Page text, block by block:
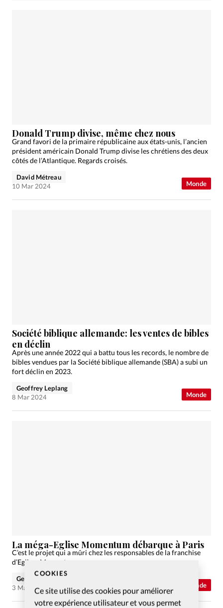
COOKIES
Ce site utilise des cookies pour améliorer
votre expérience utilisateur et vous permet
Monde
Donald Trump divise, même chez nous
Grand favori de la primaire républicaine aux états-unis, l’ancien
président américain Donald Trump divise les chrétiens des deux
côtés de l’Atlantique. Regards croisés.
David Métreau
10 Mar 2024
Monde
Société biblique allemande: les ventes de bibles
en déclin
Après une année 2022 qui a battu tous les records, le nombre de
bibles vendues par la Société biblique allemande (SBA) a subi un
fort déclin en 2023.
Geoffrey Leplang
8 Mar 2024
Monde
La méga-Eglise Momentum débarque à Paris
C’est le projet qui a mûri chez les responsables de la franchise
d’Eglises Momentum.
Geoffrey Leplang
3 Mar 2024